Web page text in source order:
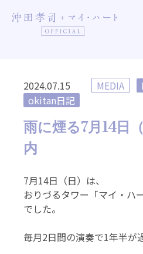
2024.07.15 MEDIA
okitan日記
雨に煙る7月14日
内
7月14日（日）は、
おりづるタワー「マイ・ハ
でした。
毎月2日間の演奏で1年半が